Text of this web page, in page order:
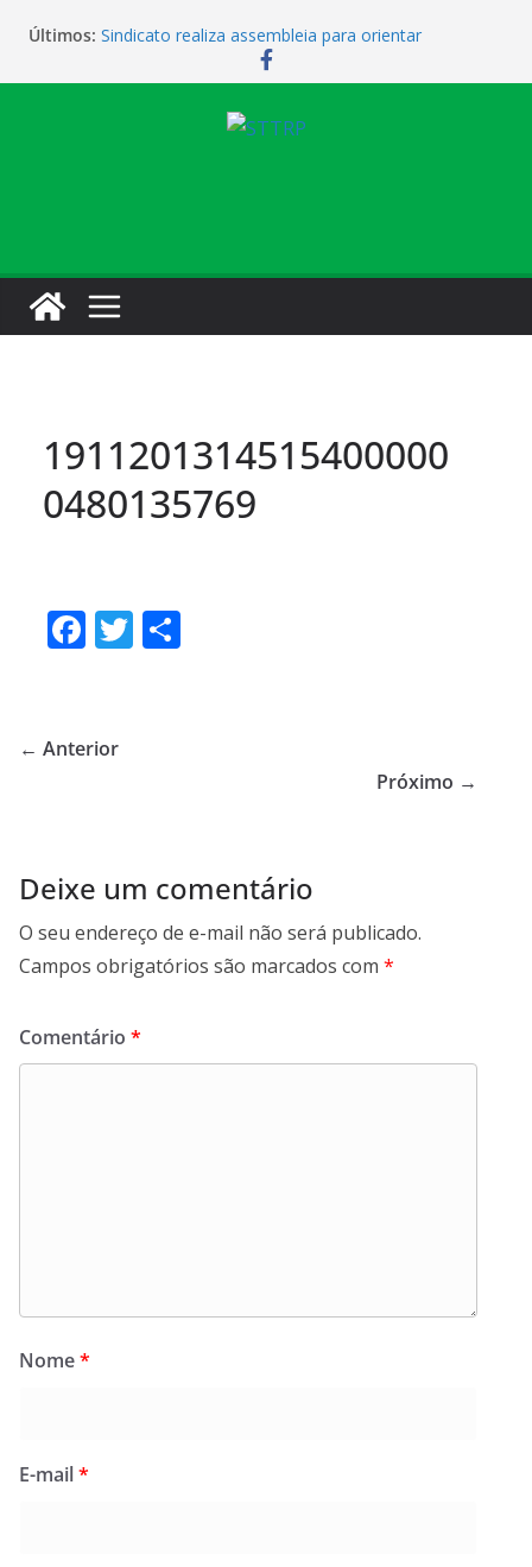
Últimos: Sindicato realiza assembleia para orientar
cobradores sobre novas possibilidades de
qualificação e recolocação profissional
Sindicato promove encontro para orientar
cobradores sobre qualificação e recolocação
1911201314515400000
0480135769
F
b
T
← Anterior
Próximo →
Deixe um comentário
O seu endereço de e-mail não será publicado.
Campos obrigatórios são marcados com *
Comentário *
Nome*
E-mail*